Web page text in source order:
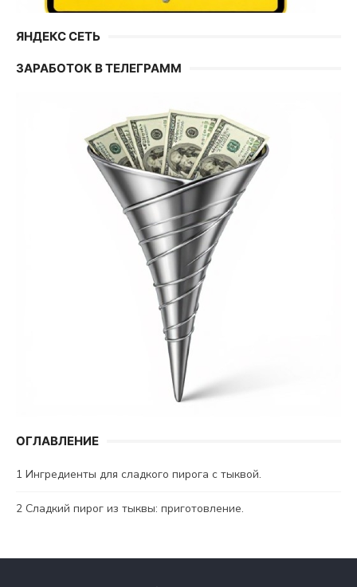
ЯНДЕКС СЕТЬ
ЗАРАБОТОК В ТЕЛЕГРАММ
ОГЛАВЛЕНИЕ
1 Ингредиенты для сладкого пирога с тыквой.
2 Сладкий пирог из тыквы: приготовление.